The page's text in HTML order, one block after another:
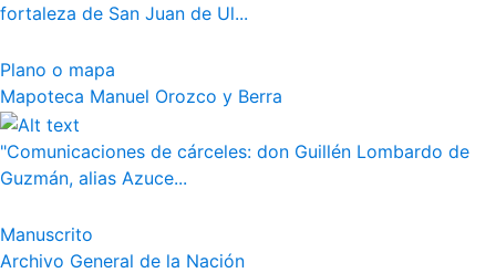
fortaleza de San Juan de Ul...
Plano o mapa
Mapoteca Manuel Orozco y Berra
"Comunicaciones de cárceles: don Guillén Lombardo de
Guzmán, alias Azuce...
Manuscrito
Archivo General de la Nación